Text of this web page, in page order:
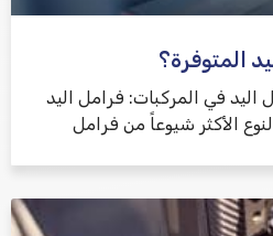
المتوفرة؟
اليد في المركبات: فرامل اليد
الأكثر شيوعاً من فرامل